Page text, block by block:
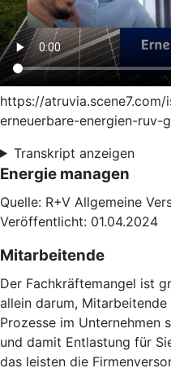
https://
erneuerbare-energien-ruv-
Transkript anzeigen
Energie managen
Quelle: R+V Allgemeine
Veröffentlicht: 01.04.2024
Mitarbeitende
Der Fachkräftemangel ist
allein darum,
Prozesse im
und damit Entlastung für
das leisten die